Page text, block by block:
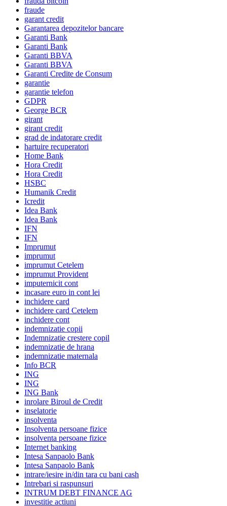
fraude
garant credit
Garantarea depozitelor bancare
Garanti Bank
Garanti Bank
Garanti BBVA
Garanti BBVA
Garanti Credite de Consum
garantie
garantie telefon
GDPR
George BCR
girant
girant credit
grad de indatorare credit
hartuire recuperatori
Home Bank
Hora Credit
Hora Credit
HSBC
Humanik Credit
Icredit
Idea Bank
Idea Bank
IFN
IFN
Imprumut
imprumut
imprumut Cetelem
imprumut Provident
imputernicit cont
incasare euro in cont lei
inchidere card
inchidere card Cetelem
inchidere cont
indemnizatie copii
Indemnizatie crestere copil
indemnizatie de hrana
indemnizatie maternala
Info BCR
ING
ING
ING Bank
inrolare Biroul de Credit
inselatorie
insolventa
Insolventa persoane fizice
insolventa persoane fizice
Internet banking
Intesa Sanpaolo Bank
Intesa Sanpaolo Bank
intrare/iesire in/din tara cu bani cash
Intrebari si raspunsuri
INTRUM DEBT FINANCE AG
investitie actiuni